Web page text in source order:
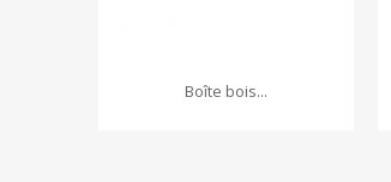
Boîte bois...